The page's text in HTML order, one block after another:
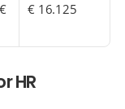
€ 16.125
HR